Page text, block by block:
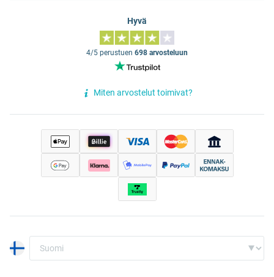
Hyvä
4/5 perustuen 698 arvosteluun
Miten arvostelut toimivat?